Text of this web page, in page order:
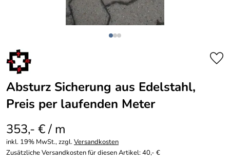
Absturz Sicherung aus Edelstahl,
Preis per laufenden Meter
353,- € / m
inkl. 19% MwSt., zzgl.Versandkosten
Zusätzliche Versandkosten für diesen Artikel: 40,- €